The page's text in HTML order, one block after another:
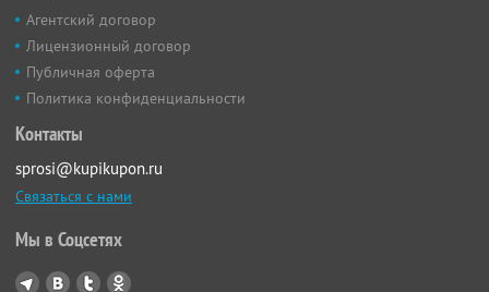
Агентский договор
Лицензионный договор
Публичная оферта
Политика конфиденциальности
Контакты
sprosi@kupikupon.ru
Связаться с нами
Мы в Соцсетях